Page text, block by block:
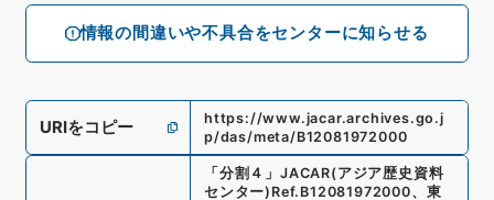
情報の間違いや不具合をセンターに知らせる
URIをコピー
https://www.jacar.archives.go.j
p/das/meta/B12081972000
「 分割４ 」 JACAR(アジア歴史資料
センター) Ref. B12081972000、 東